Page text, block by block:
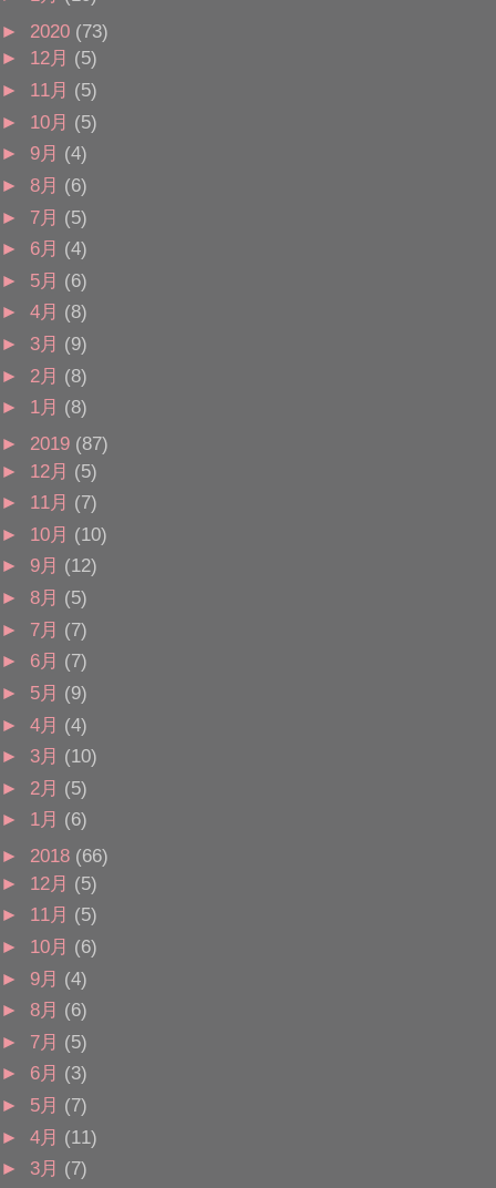
► 2020 (73)
► 12月 (5)
► 11月 (5)
► 10月 (5)
► 9月 (4)
► 8月 (6)
► 7月 (5)
► 6月 (4)
► 5月 (6)
► 4月 (8)
► 3月 (9)
► 2月 (8)
► 1月 (8)
► 2019 (87)
► 12月 (5)
► 11月 (7)
► 10月 (10)
► 9月 (12)
► 8月 (5)
► 7月 (7)
► 6月 (7)
► 5月 (9)
► 4月 (4)
► 3月 (10)
► 2月 (5)
► 1月 (6)
► 2018 (66)
► 12月 (5)
► 11月 (5)
► 10月 (6)
► 9月 (4)
► 8月 (6)
► 7月 (5)
► 6月 (3)
► 5月 (7)
► 4月 (11)
► 3月 (7)